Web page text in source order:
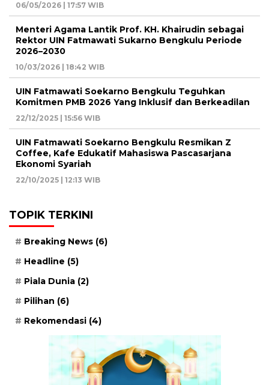
06/05/2026 | 17:57 WIB
Menteri Agama Lantik Prof. KH. Khairudin sebagai
Rektor UIN Fatmawati Sukarno Bengkulu Periode
2026–2030
10/03/2026 | 18:42 WIB
UIN Fatmawati Soekarno Bengkulu Teguhkan
Komitmen PMB 2026 Yang Inklusif dan Berkeadilan
22/12/2025 | 15:56 WIB
UIN Fatmawati Soekarno Bengkulu Resmikan Z
Coffee, Kafe Edukatif Mahasiswa Pascasarjana
Ekonomi Syariah
22/10/2025 | 12:13 WIB
TOPIK TERKINI
Breaking News (6)
Headline (5)
Piala Dunia (2)
Pilihan (6)
Rekomendasi (4)